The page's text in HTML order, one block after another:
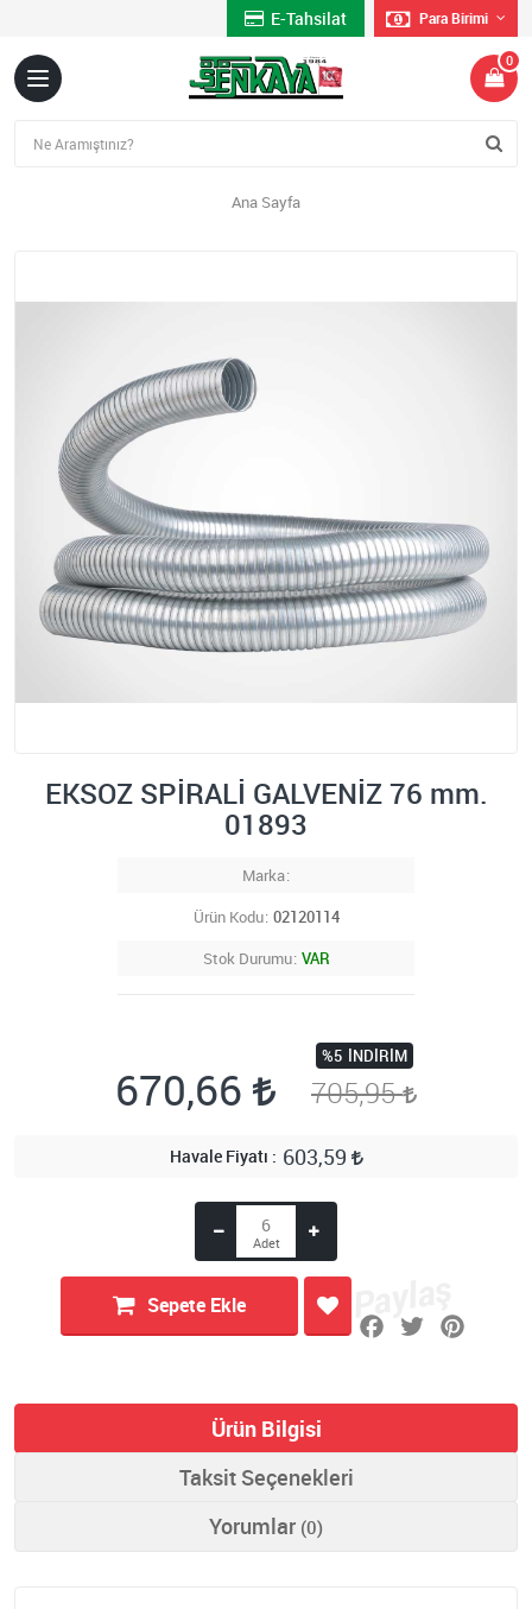
E-Tahsilat Para Birimi
0
Ana Sayfa
EKSOZ SPİRALİ GALVENİZ 76 mm.
01893
Marka
Ürün Kodu 02120114
Stok Durumu VAR
670,66
%5 İNDIRIM
705,95
Havale Fiyatı 603,59
Sepete Ekle
Ürün Bilgisi
Taksit Seçenekleri
Yorumlar (0)